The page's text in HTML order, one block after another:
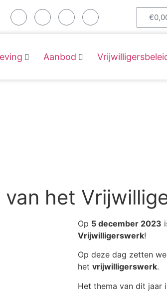
€
Aanbod
het
Op 5 december 2023
Vrijwilligerswerk!
Op deze dag zetten
het vrijwilligerswerk.
Het thema van dit jaar